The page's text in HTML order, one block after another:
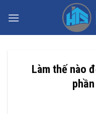
qua
Làm thế nào